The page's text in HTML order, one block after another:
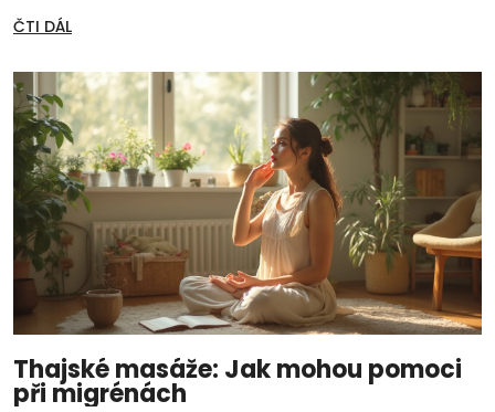
všední den k lepšímu. Přidám i konkrétní tipy, jak ji využít
ČTI DÁL
Thajské masáže: Jak mohou pomoci
při migrénách